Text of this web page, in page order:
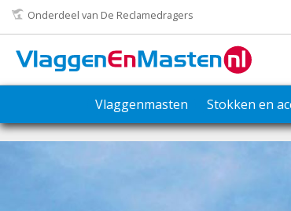
Onderdeel van De Reclamedragers
Vlaggenmasten Stokken en